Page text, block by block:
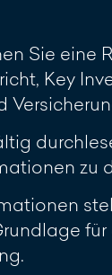
Sie
Key
zu